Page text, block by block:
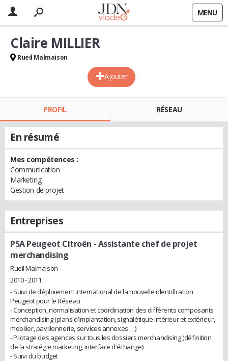
MENU
Ajouter
Claire MILLIER
Rueil Malmaison
PROFIL RÉSEAU
En résumé
Mes compétences :
Communication
Marketing
Gestion de projet
Entreprises
PSA Peugeot Citroën - Assistante chef de projet
merchandising
Rueil Malmaison
2010 - 2011
- Suivi de déploiement international de la nouvelle identification
Peugeot pour le Réseau
- Conception, normalisation et coordination des différents composants
merchandising (plans d’implantation, signalétique intérieur et extérieur,
mobilier, pavillonnerie, services annexes …)
- Pilotage des agences sur tous les dossiers merchandising (définition
de la stratégie marketing, interface d’échange)
- Suivi du budget